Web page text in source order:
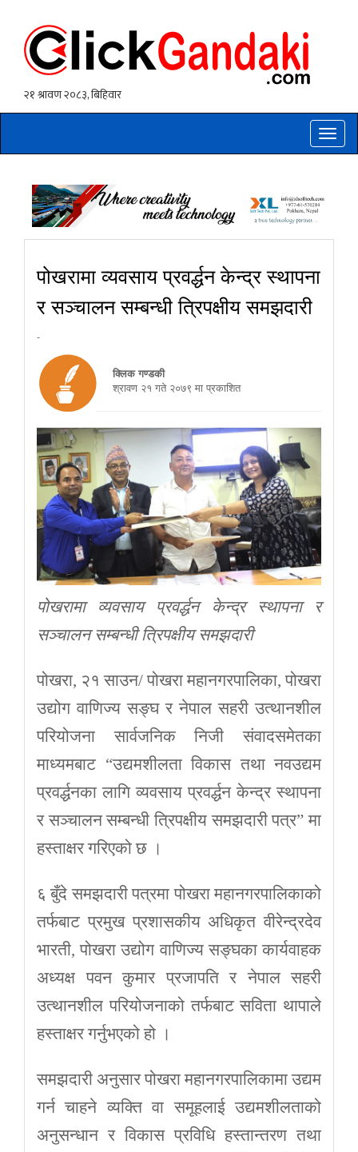
Toggle
पोखरामा व्यवसाय प्रवर्द्धन केन्द्र स्थापना
र सञ्चालन सम्बन्धी त्रिपक्षीय समझदारी
-
क्लिक गण्डकी
श्रावण २१ गते २०७९ मा प्रकाशित
पोखरामा व्यवसाय प्रवर्द्धन केन्द्र स्थापना र
सञ्चालन सम्बन्धी त्रिपक्षीय समझदारी
पोखरा, २१ साउन/ पोखरा महानगरपालिका, पोखरा
उद्योग वाणिज्य सङ्घ र नेपाल सहरी उत्थानशील
परियोजना सार्वजनिक निजी संवादसमेतका
माध्यमबाट “उद्यमशीलता विकास तथा नवउद्यम
प्रवर्द्धनका लागि व्यवसाय प्रवर्द्धन केन्द्र स्थापना
र सञ्चालन सम्बन्धी त्रिपक्षीय समझदारी पत्र” मा
हस्ताक्षर गरिएको छ ।
६ बुँदे समझदारी पत्रमा पोखरा महानगरपालिकाको
तर्फबाट प्रमुख प्रशासकीय अधिकृत वीरेन्द्रदेव
भारती, पोखरा उद्योग वाणिज्य सङ्घका कार्यवाहक
अध्यक्ष पवन कुमार प्रजापति र नेपाल सहरी
उत्थानशील परियोजनाको तर्फबाट सविता थापाले
हस्ताक्षर गर्नुभएको हो ।
समझदारी अनुसार पोखरा महानगरपालिकामा उद्यम
गर्न चाहने व्यक्ति वा समूहलाई उद्यमशीलताको
अनुसन्धान र विकास प्रविधि हस्तान्तरण तथा